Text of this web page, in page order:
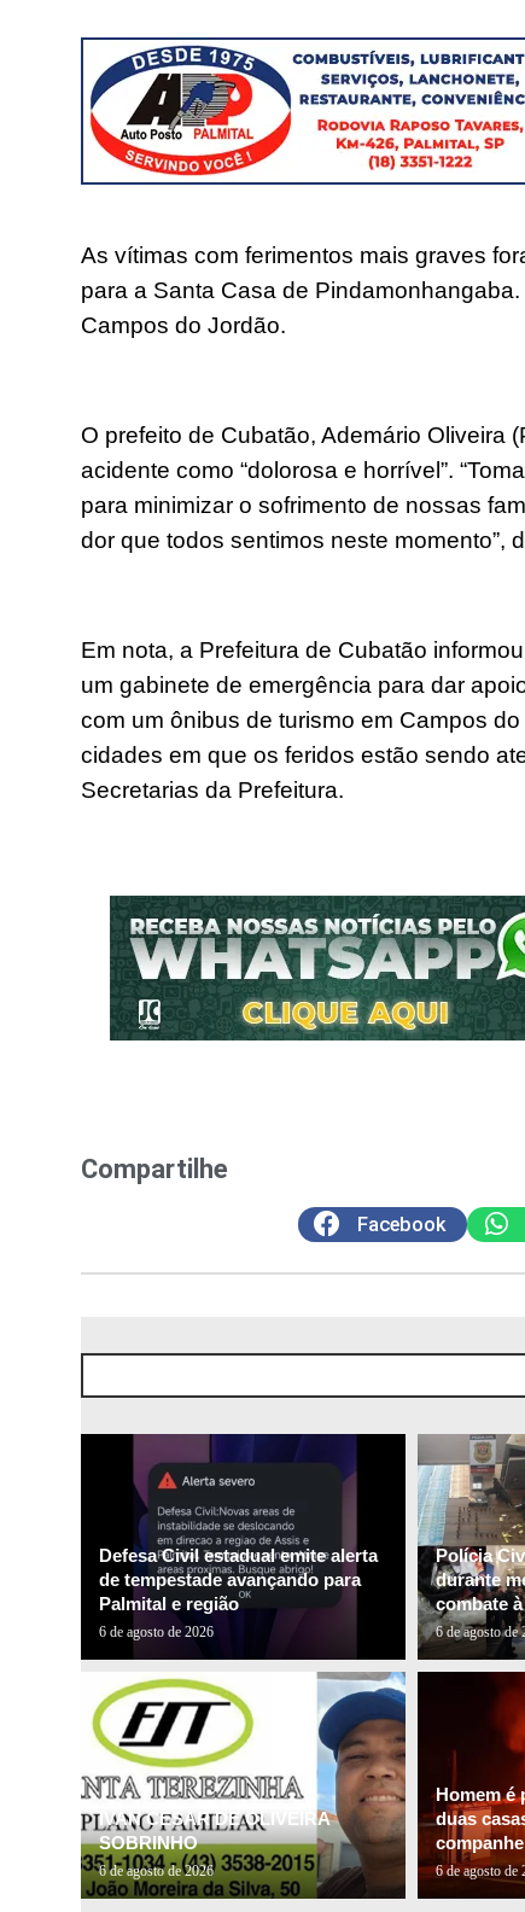
As vítimas com ferimentos mais graves
para a Santa Casa de
Campos do Jordão.
O prefeito de Cubatão, Ademário Oliveira
acidente como “dolorosa e horrível”.
para minimizar o sofrimento de nossas
dor que todos sentimos neste momento”,
Em nota, a Prefeitura de Cubatão
um gabinete de emergência para dar
com um ônibus de turismo em Campos
cidades em que os feridos estão sendo
Secretarias da Prefeitura.
Compartilhe
Facebook
Defesa Civil estadual emite alerta
de tempestade avançando para
Palmital e região
6 de agosto de 2026
Polícia
durante
combate
6 de agosto de
IVAN CESAR DE OLIVEIRA
SOBRINHO
6 de agosto de 2026
Homem é
duas
6 de agosto de